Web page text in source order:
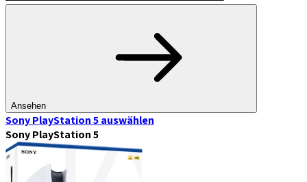
Ansehen
Sony PlayStation 5auswählen
Sony PlayStation 5